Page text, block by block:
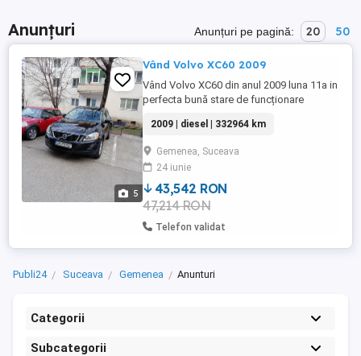
Anunțuri Anunțuri pe pagină: 20 50
5
Vând Volvo XC60 2009
Vând Volvo XC60 din anul 2009 luna 11a in
perfecta bună stare de funcționare
mașina personală nu mă ocup cu bișniță
nu sunt interesat de schimburi diferență
etc pentru mai multe detalii va aștepta la
vizionare sau tel ! Km 332964accept orice
test,proba etc
2009 | diesel | 332964 km
Gemenea, Suceava
24 iunie
43,542 RON
47,214 RON
Telefon validat
Publi24 Suceava Gemenea Anunturi
Categorii
Subcategorii